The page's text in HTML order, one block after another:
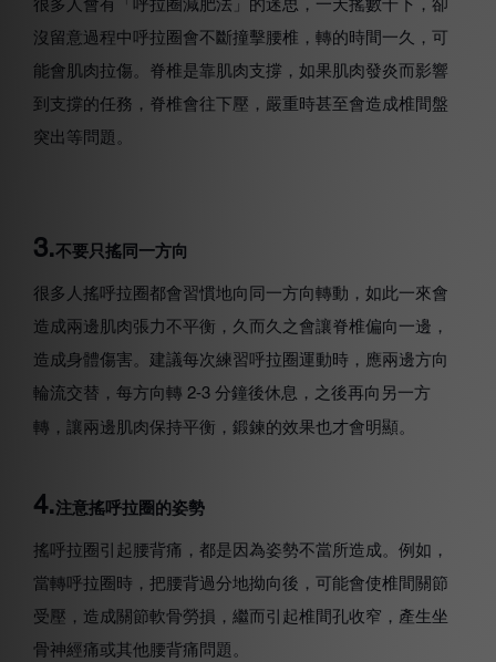
很多人會有「呼拉圈減肥法」的迷思，一天搖數千下，卻
沒留意過程中呼拉圈會不斷撞擊腰椎，轉的時間一久，可
能會肌肉拉傷。脊椎是靠肌肉支撐，如果肌肉發炎而影響
到支撐的任務，脊椎會往下壓，嚴重時甚至會造成椎間盤
突出等問題。
3.不要只搖同一方向
很多人搖呼拉圈都會習慣地向同一方向轉動，如此一來會
造成兩邊肌肉張力不平衡，久而久之會讓脊椎偏向一邊，
造成身體傷害。建議每次練習呼拉圈運動時，應兩邊方向
輪流交替，每方向轉 2-3 分鐘後休息，之後再向另一方
轉，讓兩邊肌肉保持平衡，鍛鍊的效果也才會明顯。
4.注意搖呼拉圈的姿勢
搖呼拉圈引起腰背痛，都是因為姿勢不當所造成。例如，
當轉呼拉圈時，把腰背過分地拗向後，可能會使椎間關節
受壓，造成關節軟骨勞損，繼而引起椎間孔收窄，產生坐
骨神經痛或其他腰背痛問題。